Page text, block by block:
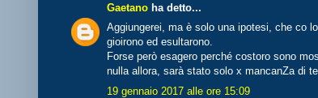
Gaetano ha detto...
Aggiungerei, ma è solo una ipotesi, che co
gioirono ed esultarono.
Forse però esagero perché costoro sono
nulla allora, sarà stato solo x mancanZa di
19 gennaio 2017 alle ore 15:09